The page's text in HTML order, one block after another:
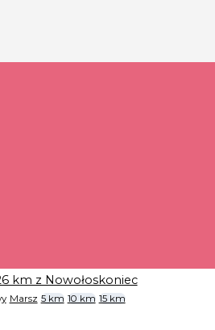
km z Nowołoskoniec
Marsz 5 km 10 km 15 km